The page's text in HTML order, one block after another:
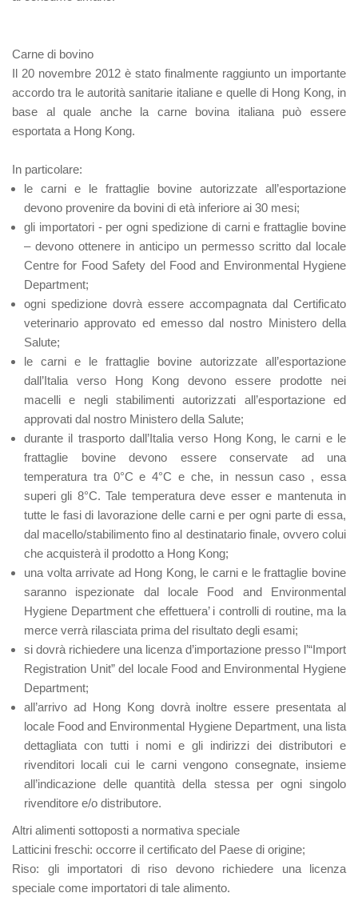
Carne di bovino
Il 20 novembre 2012 è stato finalmente raggiunto un importante
accordo tra le autorità sanitarie italiane e quelle di Hong Kong, in
base al quale anche la carne bovina italiana può essere
esportata a Hong Kong.
In particolare:
le carni e le frattaglie bovine autorizzate all’esportazione
devono provenire da bovini di età inferiore ai 30 mesi;
gli importatori - per ogni spedizione di carni e frattaglie bovine
– devono ottenere in anticipo un permesso scritto dal locale
Centre for Food Safety del Food and Environmental Hygiene
Department;
ogni spedizione dovrà essere accompagnata dal Certificato
veterinario approvato ed emesso dal nostro Ministero della
Salute;
le carni e le frattaglie bovine autorizzate all’esportazione
dall’Italia verso Hong Kong devono essere prodotte nei
macelli e negli stabilimenti autorizzati all’esportazione ed
approvati dal nostro Ministero della Salute;
durante il trasporto dall’Italia verso Hong Kong, le carni e le
frattaglie bovine devono essere conservate ad una
temperatura tra 0°C e 4°C e che, in nessun caso , essa
superi gli 8°C. Tale temperatura deve esser e mantenuta in
tutte le fasi di lavorazione delle carni e per ogni parte di essa,
dal macello/stabilimento fino al destinatario finale, ovvero colui
che acquisterà il prodotto a Hong Kong;
una volta arrivate ad Hong Kong, le carni e le frattaglie bovine
saranno ispezionate dal locale Food and Environmental
Hygiene Department che effettuera’ i controlli di routine, ma la
merce verrà rilasciata prima del risultato degli esami;
si dovrà richiedere una licenza d’importazione presso l’“Import
Registration Unit” del locale Food and Environmental Hygiene
Department;
all’arrivo ad Hong Kong dovrà inoltre essere presentata al
locale Food and Environmental Hygiene Department, una lista
dettagliata con tutti i nomi e gli indirizzi dei distributori e
rivenditori locali cui le carni vengono consegnate, insieme
all’indicazione delle quantità della stessa per ogni singolo
rivenditore e/o distributore.
Altri alimenti sottoposti a normativa speciale
Latticini freschi: occorre il certificato del Paese di origine;
Riso: gli importatori di riso devono richiedere una licenza
speciale come importatori di tale alimento.